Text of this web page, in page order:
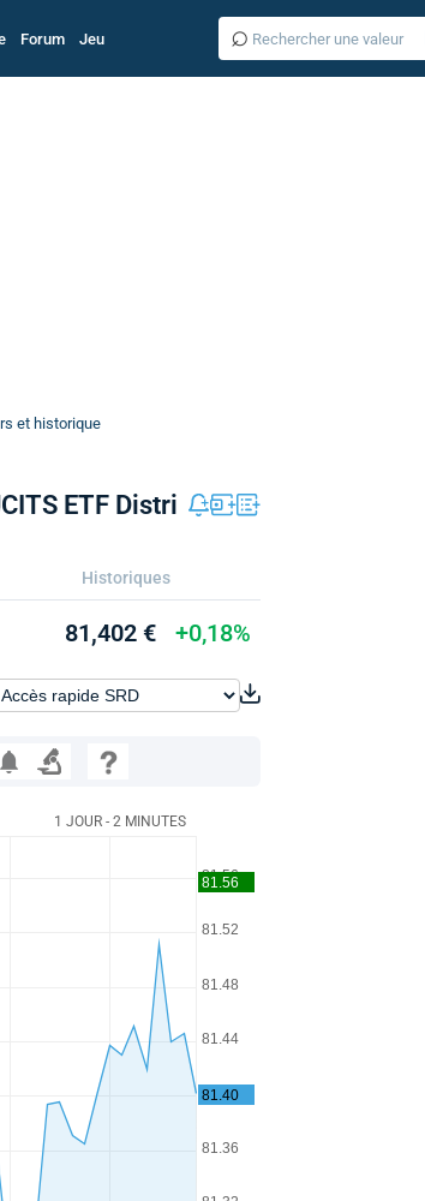
Forum Jeu ⌕
et historique
ETF Distri
Historiques
81,402 € +0,18%
1 JOUR - 2 MINUTES